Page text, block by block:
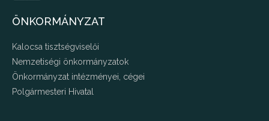
ÖNKORMÁNYZAT
Kalocsa tisztségviselői
Nemzetiségi önkormányzatok
Önkormányzat intézményei, cégei
Polgármesteri Hivatal